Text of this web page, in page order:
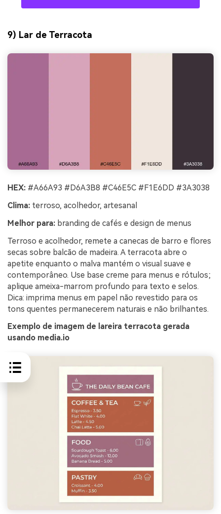
9) Lar de Terracota
HEX: #A66A93 #D6A3B8 #C46E5C #F1E6DD #3A3038
Clima: terroso, acolhedor, artesanal
Melhor para: branding de cafés e design de menus
Terroso e acolhedor, remete a canecas de barro e flores
secas sobre balcão de madeira. A terracota abre o
apetite enquanto o malva mantém o visual suave e
contemporâneo. Use base creme para menus e rótulos;
aplique ameixa-marrom profundo para texto e selos.
Dica: imprima menus em papel não revestido para os
tons quentes permanecerem naturais e não brilhantes.
Exemplo de imagem de lareira terracota gerada
usando media.io